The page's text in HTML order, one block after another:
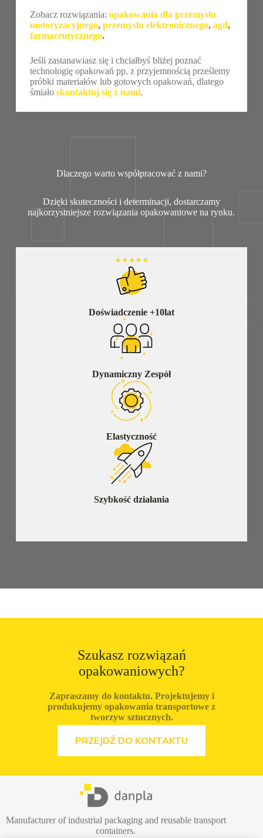
Zobacz rozwiązania: opakowania dla przemysłu
motoryzacyjnego, przemysłu elektronicznego, agd,
farmaceutycznego.
Jeśli zastanawiasz się i chciałbyś bliżej poznać
technologię opakowań pp, z przyjemnością prześlemy
próbki materiałów lub gotowych opakowań, dlatego
śmiało skontaktuj się z nami.
Dlaczego warto współpracować z nami?
Dzięki skuteczności i determinacji, dostarczamy
najkorzystniejsze rozwiązania opakowaniowe na rynku.
Doświadczenie +10lat
Dynamiczny Zespół
Elastyczność
Szybkość działania
Szukasz rozwiązań
opakowaniowych?
Zapraszamy do kontaktu. Projektujemy i
produkujemy opakowania transportowe z
tworzyw sztucznych.
ZOBACZ OFERTĘ
PRZEJDŹ DO KONTAKTU
Manufacturer of industrial packaging and reusable transport
containers.